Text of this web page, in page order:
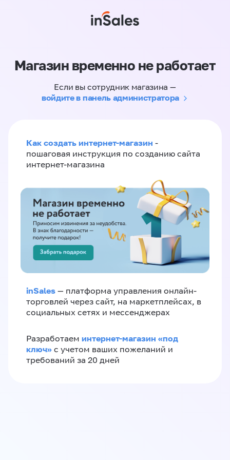
Магазин временно не работает
Если вы сотрудник магазина —
войдите в панель администратора
Как создать интернет-магазин -
пошаговая инструкция по созданию сайта
интернет-магазина
inSales — платформа управления онлайн-
торговлей через сайт, на маркетплейсах, в
социальных сетях и мессенджерах
Разработаем интернет-магазин «‎под
ключ»‎ с учетом ваших пожеланий и
требований за 20 дней